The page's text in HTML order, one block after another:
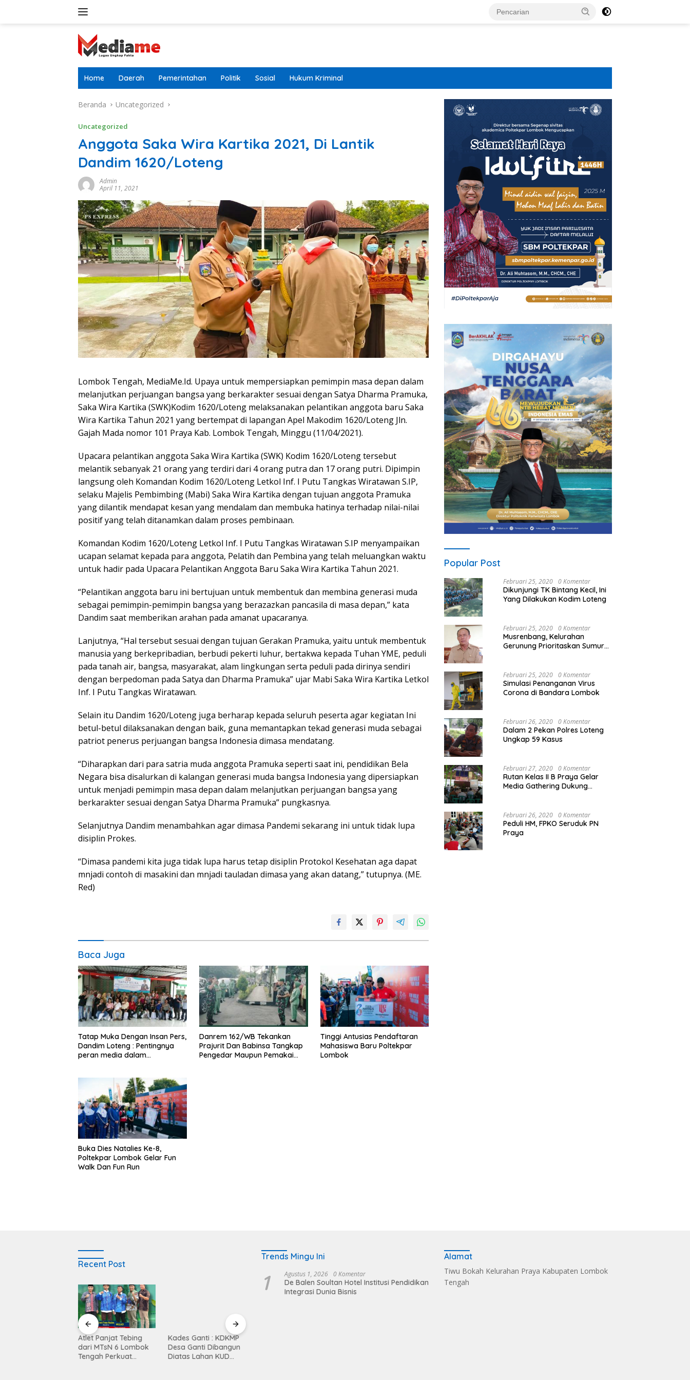
Home Daerah Pemerintahan Politik Sosial Hukum Kriminal
Beranda Uncategorized
Uncategorized
Anggota Saka Wira Kartika 2021, Di Lantik
Dandim 1620/Loteng
Admin
April 11, 2021
Lombok Tengah, MediaMe.Id. Upaya untuk mempersiapkan pemimpin masa depan dalam
melanjutkan perjuangan bangsa yang berkarakter sesuai dengan Satya Dharma Pramuka,
Saka Wira Kartika (SWK)Kodim 1620/Loteng melaksanakan pelantikan anggota baru Saka
Wira Kartika Tahun 2021 yang bertempat di lapangan Apel Makodim 1620/Loteng Jln.
Gajah Mada nomor 101 Praya Kab. Lombok Tengah, Minggu (11/04/2021).
Upacara pelantikan anggota Saka Wira Kartika (SWK) Kodim 1620/Loteng tersebut
melantik sebanyak 21 orang yang terdiri dari 4 orang putra dan 17 orang putri. Dipimpin
langsung oleh Komandan Kodim 1620/Loteng Letkol Inf. I Putu Tangkas Wiratawan S.IP,
selaku Majelis Pembimbing (Mabi) Saka Wira Kartika dengan tujuan anggota Pramuka
yang dilantik mendapat kesan yang mendalam dan membuka hatinya terhadap nilai-nilai
positif yang telah ditanamkan dalam proses pembinaan.
Komandan Kodim 1620/Loteng Letkol Inf. I Putu Tangkas Wiratawan S.IP menyampaikan
ucapan selamat kepada para anggota, Pelatih dan Pembina yang telah meluangkan waktu
untuk hadir pada Upacara Pelantikan Anggota Baru Saka Wira Kartika Tahun 2021.
“Pelantikan anggota baru ini bertujuan untuk membentuk dan membina generasi muda
sebagai pemimpin-pemimpin bangsa yang berazazkan pancasila di masa depan,” kata
Dandim saat memberikan arahan pada amanat upacaranya.
Lanjutnya, “Hal tersebut sesuai dengan tujuan Gerakan Pramuka, yaitu untuk membentuk
manusia yang berkepribadian, berbudi pekerti luhur, bertakwa kepada Tuhan YME, peduli
pada tanah air, bangsa, masyarakat, alam lingkungan serta peduli pada dirinya sendiri
dengan berpedoman pada Satya dan Dharma Pramuka” ujar Mabi Saka Wira Kartika Letkol
Inf. I Putu Tangkas Wiratawan.
Selain itu Dandim 1620/Loteng juga berharap kepada seluruh peserta agar kegiatan Ini
betul-betul dilaksanakan dengan baik, guna memantapkan tekad generasi muda sebagai
patriot penerus perjuangan bangsa Indonesia dimasa mendatang.
“Diharapkan dari para satria muda anggota Pramuka seperti saat ini, pendidikan Bela
Negara bisa disalurkan di kalangan generasi muda bangsa Indonesia yang dipersiapkan
untuk menjadi pemimpin masa depan dalam melanjutkan perjuangan bangsa yang
berkarakter sesuai dengan Satya Dharma Pramuka” pungkasnya.
Selanjutnya Dandim menambahkan agar dimasa Pandemi sekarang ini untuk tidak lupa
disiplin Prokes.
“Dimasa pandemi kita juga tidak lupa harus tetap disiplin Protokol Kesehatan aga dapat
mnjadi contoh di masakini dan mnjadi tauladan dimasa yang akan datang,” tutupnya. (ME.
Red)
Baca Juga
Tatap Muka Dengan Insan Pers,
Dandim Loteng : Pentingnya
peran media dalam
Danrem 162/WB Tekankan
Prajurit Dan Babinsa Tangkap
Pengedar Maupun Pemakai
Tinggi Antusias Pendaftaran
Mahasiswa Baru Poltekpar
Lombok
Buka Dies Natalies Ke-8,
Poltekpar Lombok Gelar Fun
Walk Dan Fun Run
Popular Post
Februari 25, 2020 0 Komentar
Dikunjungi TK Bintang Kecil, Ini
Yang Dilakukan Kodim Loteng
Februari 25, 2020 0 Komentar
Musrenbang, Kelurahan
Gerunung Prioritaskan Sumur
Februari 25, 2020 0 Komentar
Simulasi Penanganan Virus
Corona di Bandara Lombok
Februari 26, 2020 0 Komentar
Dalam 2 Pekan Polres Loteng
Ungkap 59 Kasus
Februari 27, 2020 0 Komentar
Rutan Kelas II B Praya Gelar
Media Gathering Dukung
Februari 26, 2020 0 Komentar
Peduli HM, FPKO Seruduk PN
Praya
Recent Post
Atlet Panjat Tebing
dari MTsN 6 Lombok
Tengah Perkuat
Kades Ganti : KDKMP
Desa Ganti Dibangun
Diatas Lahan KUD
Trends Mingu Ini
1 Agustus 1, 2026 0 Komentar
De Balen Soultan Hotel Institusi Pendidikan
Integrasi Dunia Bisnis
Alamat
Tiwu Bokah Kelurahan Praya Kabupaten Lombok
Tengah